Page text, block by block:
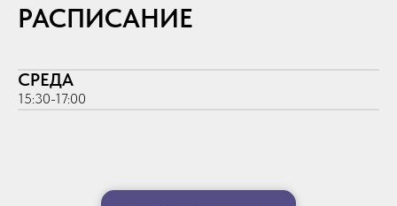
РАСПИСАНИЕ
СРЕДА
15:30-17:00